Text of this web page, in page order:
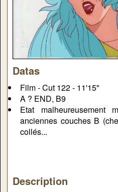
Datas
Film - Cut 122 - 11'15"
A ? END, B9
Etat malheureusement
anciennes couches B
collés...
Description